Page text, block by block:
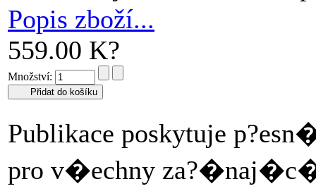
Popis zboží...
559.00 K?
Množství:
Publikace poskytuje
pro v�echny